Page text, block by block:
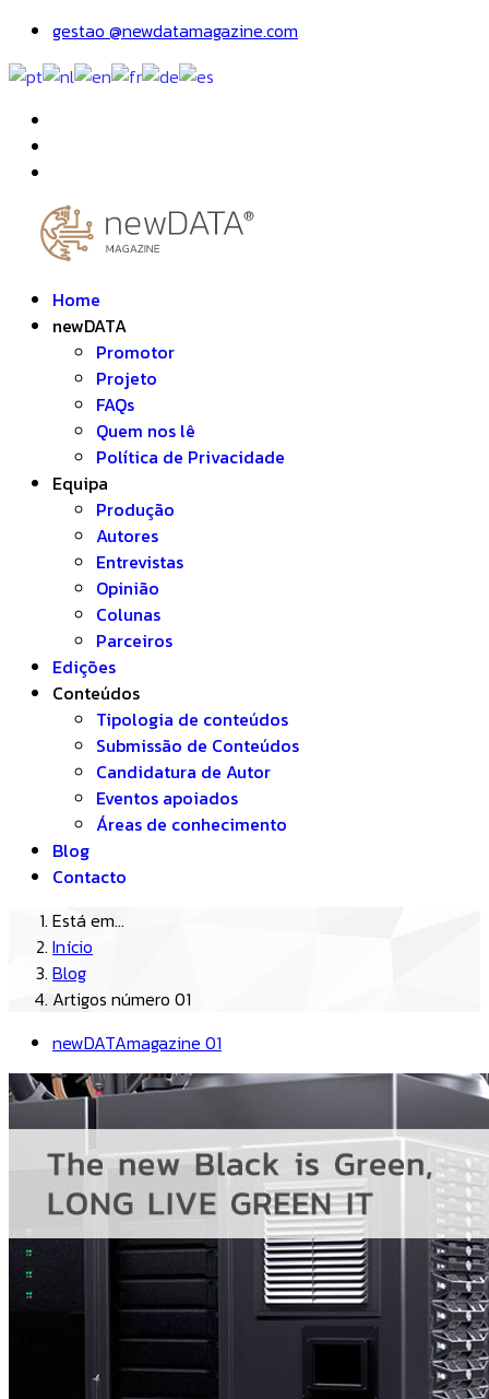
gestao @newdatamagazine.com
Home
newDATA
Promotor
Projeto
FAQs
Quem nos lê
Política de Privacidade
Equipa
Produção
Autores
Entrevistas
Opinião
Colunas
Parceiros
Edições
Conteúdos
Tipologia de conteúdos
Submissão de Conteúdos
Candidatura de Autor
Eventos apoiados
Áreas de conhecimento
Blog
Contacto
Está em...
Início
Blog
Artigos número 01
newDATAmagazine 01